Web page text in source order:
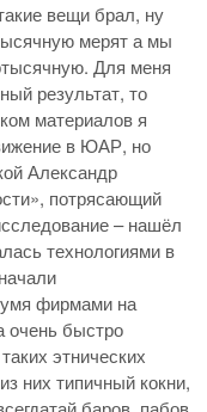
вещи брал, ну
мерят а мы
Для меня
результат, то
материалов я
в ЮАР, но
Александр
потрясающий
– нашёл
технологиями в
фирмами на
очень быстро
этнических
них типичный кокни,